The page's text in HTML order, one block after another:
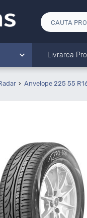
Livrarea
Anvelope 225 55